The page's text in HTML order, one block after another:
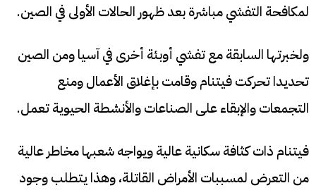
لمكافحة التفشي مباشرة بعد ظهور الحالات الأولى في الصين.
ولخبرتها السابقة مع تفشي أوبئة أخرى في آسيا ومن الصين
تحديدا تحركت فيتنام وقامت بإغلاق الأعمال ومنع
التجمعات والإبقاء على الصناعات والأنشطة الحيوية تعمل.
فيتنام ذات كثافة سكانية عالية ويواجه شعبها مخاطر عالية
من التعرض لمسببات الأمراض القاتلة، وهذا يتطلب وجود